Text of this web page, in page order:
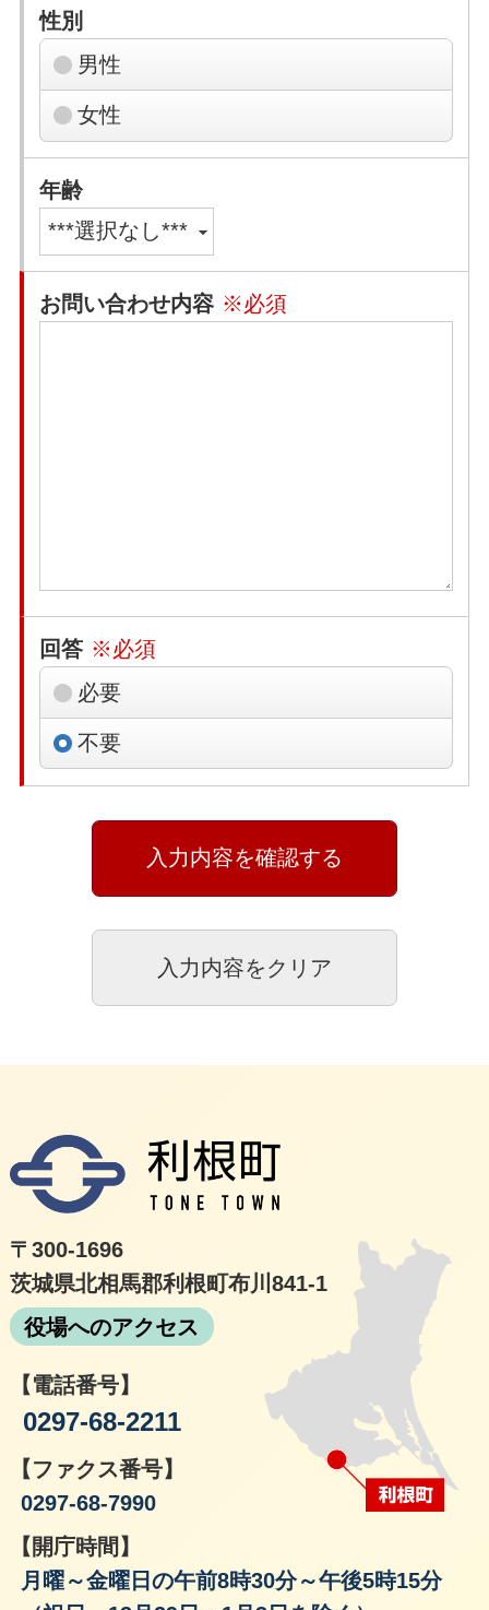
性別
男性
女性
年齢
お問い合わせ内容 ※必須
回答 ※必須
必要
不要
〒300-1696
茨城県北相馬郡利根町布川841-1
役場へのアクセス
【電話番号】
0297-68-2211
【ファクス番号】
0297-68-7990
【開庁時間】
月曜～金曜日の午前8時30分～午後5時15分